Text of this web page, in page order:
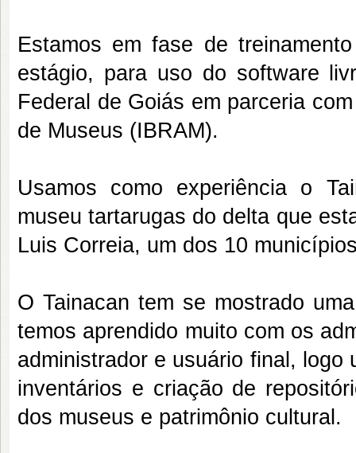
Estamos em fase de
estágio, para uso do software
Federal de Goiás em parceria
de Museus (IBRAM).
Usamos como experiência o
museu tartarugas do delta que
Luis Correia, um dos 10
O Tainacan tem se mostrado
temos aprendido muito com os
administrador e usuário final, logo
inventários e criação de
dos museus e patrimônio cultural.